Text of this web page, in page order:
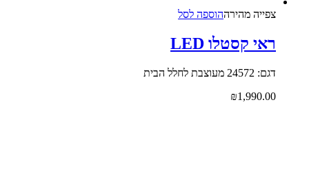
צפייה‬ ‫מהירה‬הוספה לסל
ראי קסטלו LED
דגם: 24572 מעוצבת לחלל הבית
₪1,990.00